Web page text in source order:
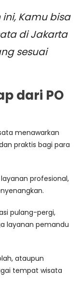
Kamu bisa
di Jakarta
sesuai
dari PO
menawarkan
praktis bagi para
profesional,
pulang-pergi,
layanan pemandu
ataupun
tempat wisata